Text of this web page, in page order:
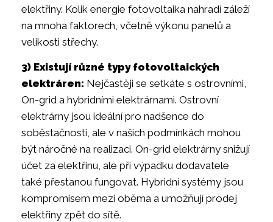
elektřiny. Kolik energie fotovoltaika nahradí záleží
na mnoha faktorech, včetně výkonu panelů a
velikosti střechy.
3) Existují různé typy fotovoltaických
elektráren: Nejčastěji se setkáte s ostrovními,
On-grid a hybridními elektrárnami. Ostrovní
elektrárny jsou ideální pro nadšence do
soběstačnosti, ale v našich podmínkách mohou
být náročné na realizaci. On-grid elektrárny snižují
účet za elektřinu, ale při výpadku dodavatele
také přestanou fungovat. Hybridní systémy jsou
kompromisem mezi oběma a umožňují prodej
elektřiny zpět do sítě.